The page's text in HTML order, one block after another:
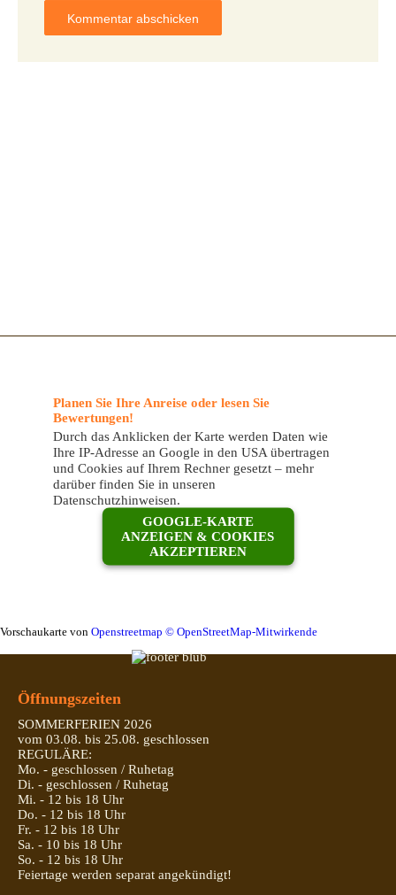
Planen Sie Ihre Anreise oder lesen Sie
Bewertungen!
Durch das Anklicken der Karte werden Daten wie
Ihre IP-Adresse an Google in den USA übertragen
und Cookies auf Ihrem Rechner gesetzt – mehr
darüber finden Sie in unseren
Datenschutzhinweisen.
GOOGLE-KARTE
ANZEIGEN & COOKIES
AKZEPTIEREN
Vorschaukarte von Openstreetmap © OpenStreetMap-Mitwirkende
Öffnungszeiten
SOMMERFERIEN 2026
vom 03.08. bis 25.08. geschlossen
REGULÄRE:
Mo. - geschlossen / Ruhetag
Di. - geschlossen / Ruhetag
Mi. - 12 bis 18 Uhr
Do. - 12 bis 18 Uhr
Fr. - 12 bis 18 Uhr
Sa. - 10 bis 18 Uhr
So. - 12 bis 18 Uhr
Feiertage werden separat angekündigt!